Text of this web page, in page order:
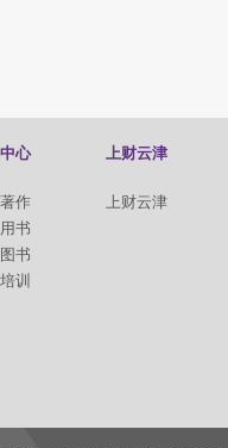
心
作
书
书
训
上财云津
上财云津